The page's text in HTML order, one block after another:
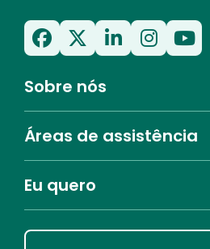
Sobre nós
Áreas de assistência
Eu quero